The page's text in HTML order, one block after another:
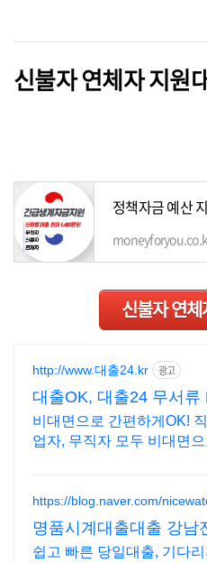
신불자 연체자 지원
정책자금 예산
신불자 연
http://www.대출24.kr 광고
대출OK, 대출24 무서류
대출가능!
비대면으로 간편하게OK!
업자, 무직자 모두 비대면
https://blog.naver.com/
명품시계대출대출 강남
나이스전당포
쉽고 빠른 당일대출, 기다